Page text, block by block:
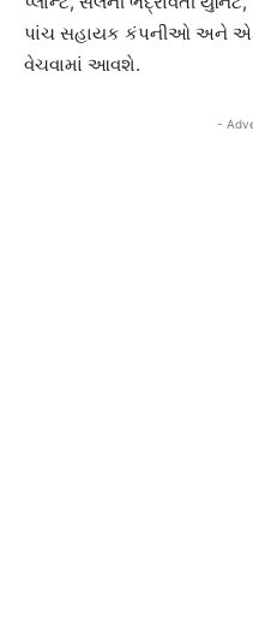
પાંચ સહાયક કંપનીઓ અને
વેચવામાં આવશે.
-